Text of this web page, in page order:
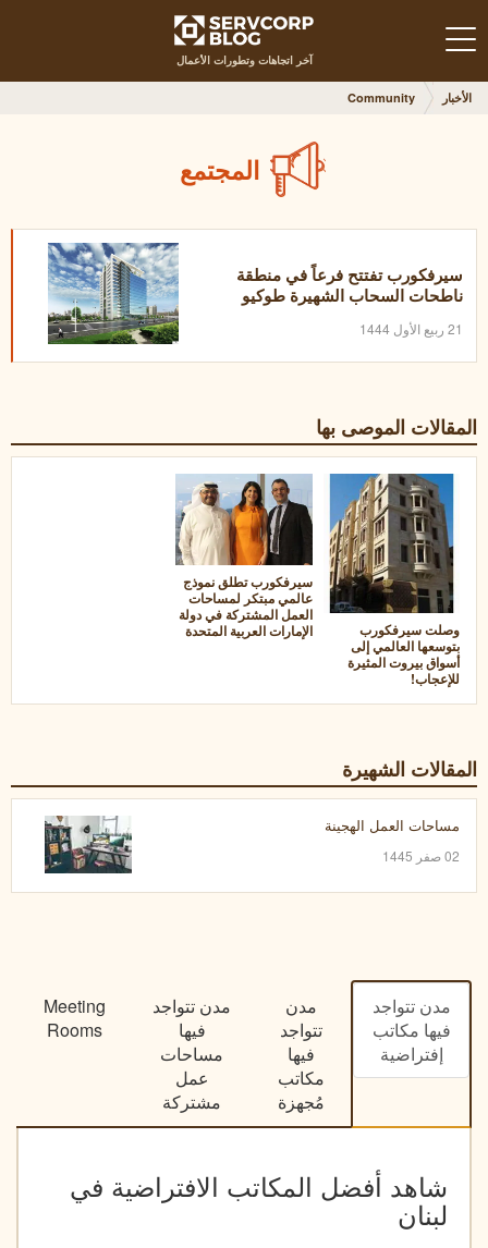
آخر اتجاهات وتطورات الأعمال
الأخبار Community
المجتمع
سيرفكورب تفتتح فرعاً في منطقة
ناطحات السحاب الشهيرة طوكيو
21 ربيع الأول 1444
المقالات الموصى بها
وصلت سيرفكورب
بتوسعها العالمي إلى
أسواق بيروت المثيرة
للإعجاب!
سيرفكورب تطلق نموذج
عالمي مبتكر لمساحات
العمل المشتركة في دولة
الإمارات العربية المتحدة
المقالات الشهيرة
مساحات العمل الهجينة
02 صفر 1445
مدن تتواجد
فيها مكاتب
إفتراضية
مدن
تتواجد
فيها
مكاتب
مُجهزة
مدن تتواجد
فيها
مساحات
عمل
مشتركة
Meeting
Rooms
شاهد أفضل المكاتب الافتراضية في
لبنان